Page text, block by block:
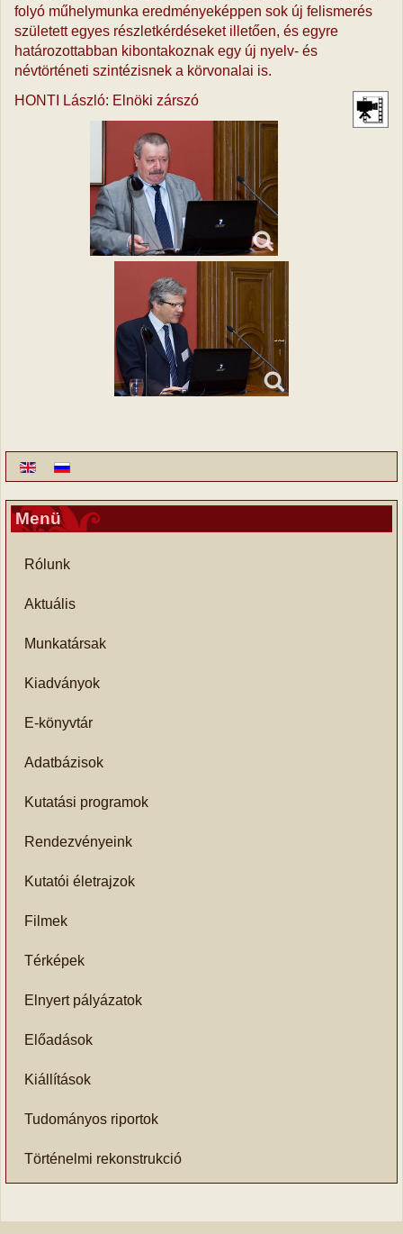
folyó műhelymunka eredményeképpen sok új felismerés
született egyes részletkérdéseket illetően, és egyre
határozottabban kibontakoznak egy új nyelv- és
névtörténeti szintézisnek a körvonalai is.
HONTI László: Elnöki zárszó
Menü
Rólunk
Aktuális
Munkatársak
Kiadványok
E-könyvtár
Adatbázisok
Kutatási programok
Rendezvényeink
Kutatói életrajzok
Filmek
Térképek
Elnyert pályázatok
Előadások
Kiállítások
Tudományos riportok
Történelmi rekonstrukció